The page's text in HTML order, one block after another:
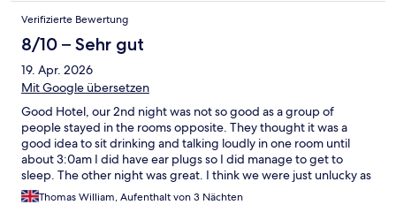
Verifizierte Bewertung
8/10 – Sehr gut
19. Apr. 2026
Mit Google übersetzen
Good Hotel, our 2nd night was not so good as a group of
people stayed in the rooms opposite. They thought it was a
good idea to sit drinking and talking loudly in one room until
about 3:0am I did have ear plugs so I did manage to get to
sleep. The other night was great. I think we were just unlucky as
our 2nd night was a Friday night. Overall we really enjoyed
staying there.
Thomas William, Aufenthalt von 3 Nächten